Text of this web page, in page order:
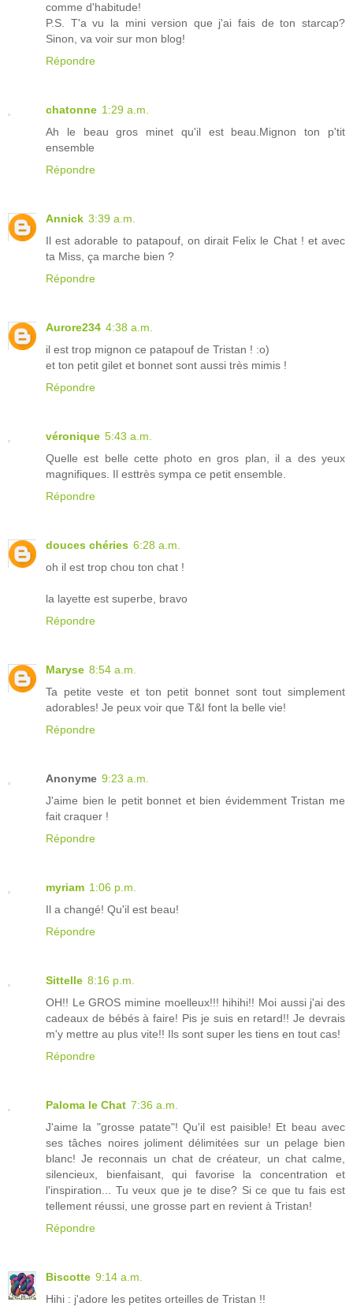
comme d'habitude!
P.S. T'a vu la mini version que j'ai fais de ton starcap?
Sinon, va voir sur mon blog!
Répondre
chatonne 1:29 a.m.
Ah le beau gros minet qu'il est beau.Mignon ton p'tit
ensemble
Répondre
Annick 3:39 a.m.
Il est adorable to patapouf, on dirait Felix le Chat ! et avec
ta Miss, ça marche bien ?
Répondre
Aurore234 4:38 a.m.
il est trop mignon ce patapouf de Tristan ! :o)
et ton petit gilet et bonnet sont aussi très mimis !
Répondre
véronique 5:43 a.m.
Quelle est belle cette photo en gros plan, il a des yeux
magnifiques. Il esttrès sympa ce petit ensemble.
Répondre
douces chéries 6:28 a.m.
oh il est trop chou ton chat !
la layette est superbe, bravo
Répondre
Maryse 8:54 a.m.
Ta petite veste et ton petit bonnet sont tout simplement
adorables! Je peux voir que T&I font la belle vie!
Répondre
Anonyme 9:23 a.m.
J'aime bien le petit bonnet et bien évidemment Tristan me
fait craquer !
Répondre
myriam 1:06 p.m.
Il a changé! Qu'il est beau!
Répondre
Sittelle 8:16 p.m.
OH!! Le GROS mimine moelleux!!! hihihi!! Moi aussi j'ai des
cadeaux de bébés à faire! Pis je suis en retard!! Je devrais
m'y mettre au plus vite!! Ils sont super les tiens en tout cas!
Répondre
Paloma le Chat 7:36 a.m.
J'aime la "grosse patate"! Qu'il est paisible! Et beau avec
ses tâches noires joliment délimitées sur un pelage bien
blanc! Je reconnais un chat de créateur, un chat calme,
silencieux, bienfaisant, qui favorise la concentration et
l'inspiration... Tu veux que je te dise? Si ce que tu fais est
tellement réussi, une grosse part en revient à Tristan!
Répondre
Biscotte 9:14 a.m.
Hihi : j'adore les petites orteilles de Tristan !!